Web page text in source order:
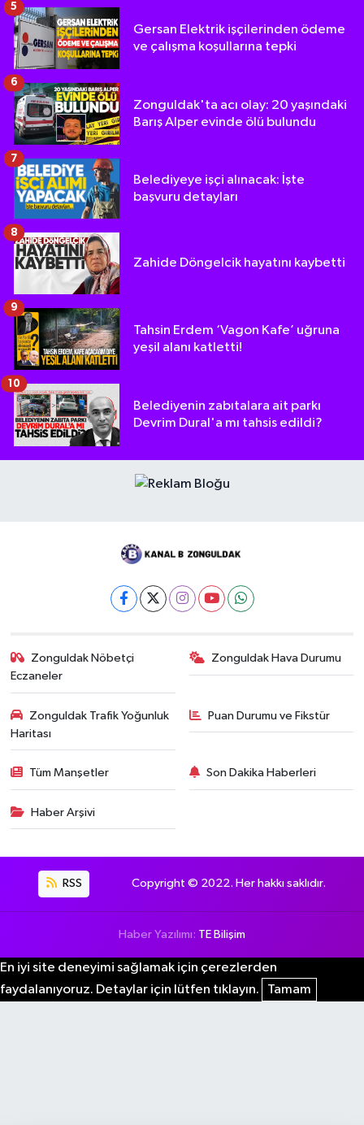
Gersan Elektrik işçilerinden ödeme
ve çalışma koşullarına tepki
5
Zonguldak'ta acı olay: 20 yaşındaki
Barış Alper evinde ölü bulundu
6
Belediyeye işçi alınacak: İşte
başvuru detayları
7
Zahide Döngelcik hayatını kaybetti
8
Tahsin Erdem ‘Vagon Kafe’ uğruna
yeşil alanı katletti!
9
Belediyenin zabıtalara ait parkı
Devrim Dural'a mı tahsis edildi?
10
Zonguldak Nöbetçi
Eczaneler
Zonguldak Hava Durumu
Zonguldak Trafik Yoğunluk
Haritası
Puan Durumu ve Fikstür
Tüm Manşetler Son Dakika Haberleri
Haber Arşivi
RSS Copyright © 2022. Her hakkı saklıdır.
Haber Yazılımı: TE Bilişim
En iyi site deneyimi sağlamak için çerezlerden
faydalanıyoruz. Detaylar için lütfen tıklayın.
Tamam